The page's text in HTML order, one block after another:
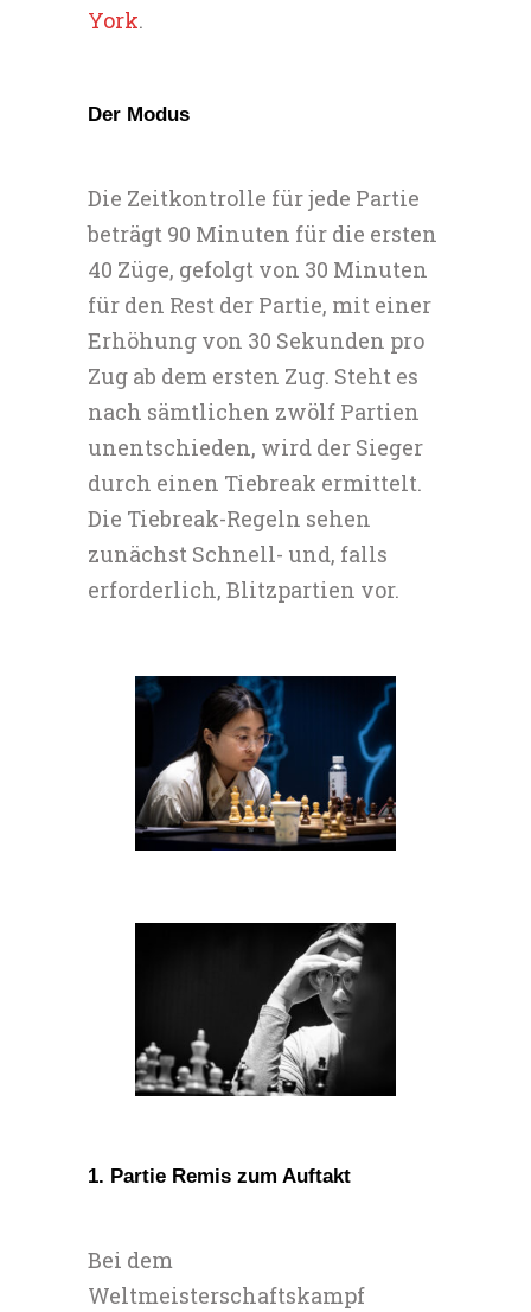
York.
Der Modus
Die Zeitkontrolle für jede Partie
beträgt 90 Minuten für die ersten
40 Züge, gefolgt von 30 Minuten
für den Rest der Partie, mit einer
Erhöhung von 30 Sekunden pro
Zug ab dem ersten Zug. Steht es
nach sämtlichen zwölf Partien
unentschieden, wird der Sieger
durch einen Tiebreak ermittelt.
Die Tiebreak-Regeln sehen
zunächst Schnell- und, falls
erforderlich, Blitzpartien vor.
1. Partie Remis zum Auftakt
Bei dem
Weltmeisterschaftskampf